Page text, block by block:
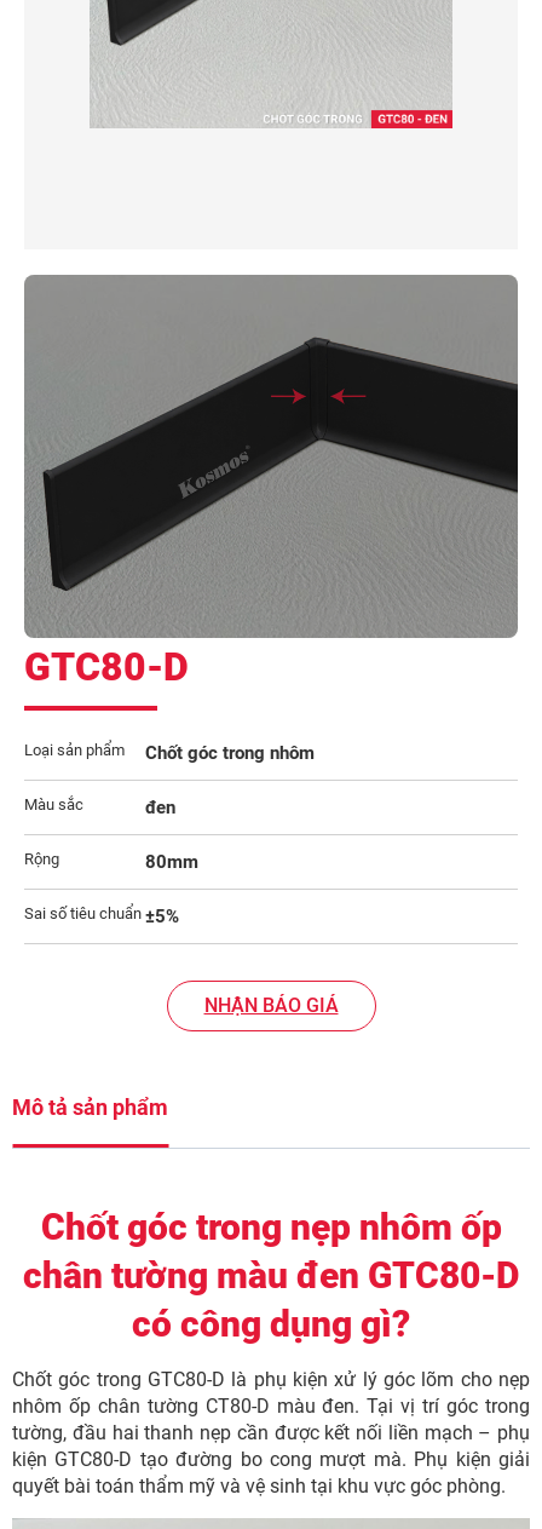
GTC80-D
Loại sản phẩm Chốt góc trong nhôm
Màu sắc đen
Rộng 80mm
Sai số tiêu chuẩn ±5%
NHẬN BÁO GIÁ
Mô tả sản phẩm
Chốt góc trong nẹp nhôm ốp
chân tường màu đen GTC80-D
có công dụng gì?
Chốt góc trong GTC80-D là phụ kiện xử lý góc lõm cho nẹp
nhôm ốp chân tường CT80-D màu đen. Tại vị trí góc trong
tường, đầu hai thanh nẹp cần được kết nối liền mạch – phụ
kiện GTC80-D tạo đường bo cong mượt mà. Phụ kiện giải
quyết bài toán thẩm mỹ và vệ sinh tại khu vực góc phòng.